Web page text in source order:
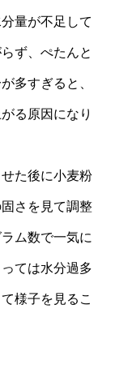
量が不足して
ず、ぺたんと
多すぎると、
る原因になり
た後に小麦粉
さを見て調整
ム数で一気に
ては水分過多
様子を見るこ